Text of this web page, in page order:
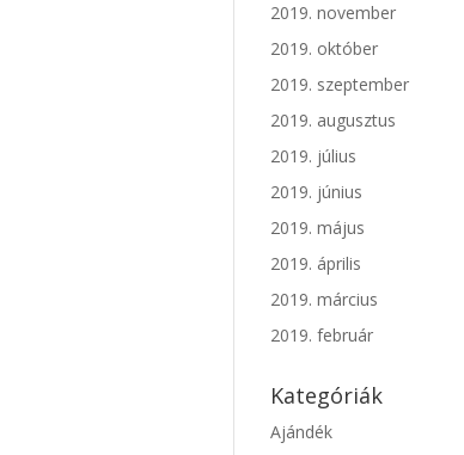
2019. november
2019. október
2019. szeptember
2019. augusztus
2019. július
2019. június
2019. május
2019. április
2019. március
2019. február
Kategóriák
Ajándék